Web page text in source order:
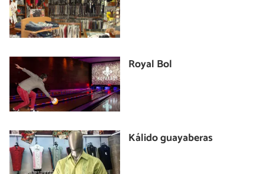
Royal Bol
Kálido guayaberas